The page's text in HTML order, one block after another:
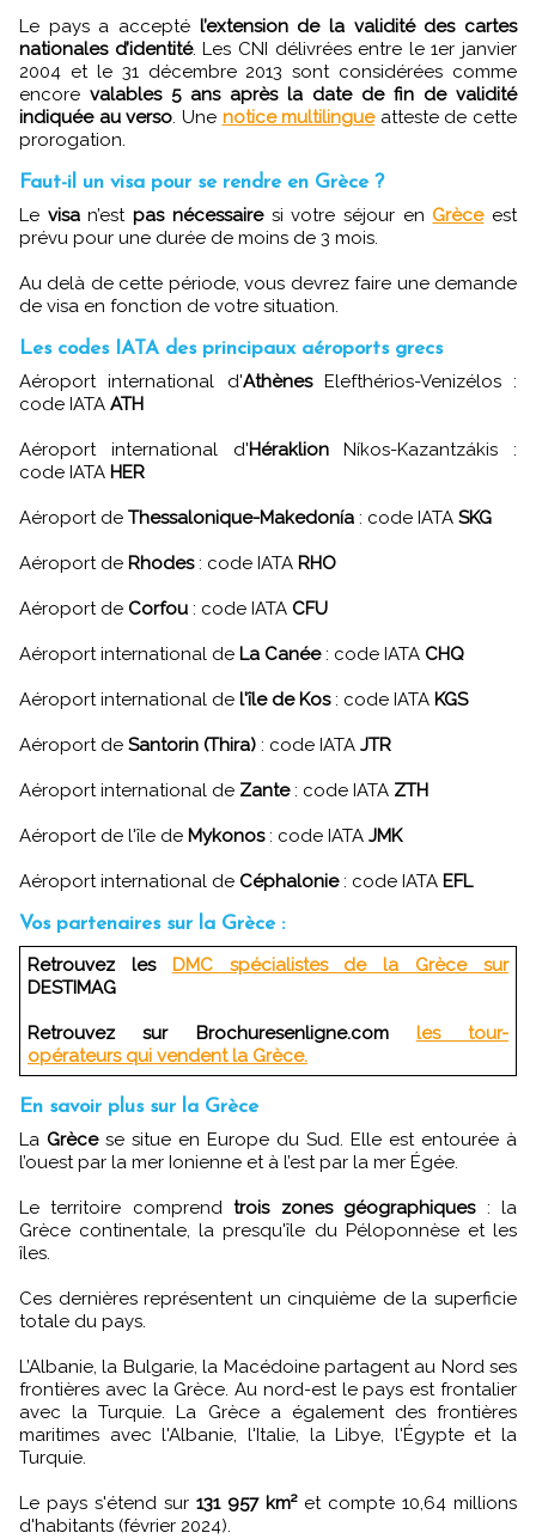
Le pays a accepté l’extension de la validité des cartes
nationales d’identité. Les CNI délivrées entre le 1er janvier
2004 et le 31 décembre 2013 sont considérées comme
encore valables 5 ans après la date de fin de validité
indiquée au verso. Une notice multilingueatteste de cette
prorogation.
Faut-il un visa pour se rendre en Grèce ?
Le visan’estpas nécessairesi votre séjour en Grèceest
prévu pour une durée de moins de 3 mois.
Au delà de cette période, vous devrez faire une demande
de visa en fonction de votre situation.
Les codes IATA des principaux aéroports grecs
Aéroport international d'AthènesElefthérios-Venizélos :
code IATA ATH
Aéroport international d'HéraklionNíkos-Kazantzákis :
code IATA HER
Aéroport de Thessalonique-Makedonía : code IATA SKG
Aéroport de Rhodes: code IATA RHO
Aéroport de Corfou : code IATA CFU
Aéroport international de La Canée: code IATA CHQ
Aéroport international de l'île de Kos: code IATA KGS
Aéroport de Santorin (Thira) : code IATA JTR
Aéroport international de Zante: code IATA ZTH
Aéroport de l'île de Mykonos: code IATA JMK
Aéroport international de Céphalonie: code IATA EFL
Vos partenaires sur la Grèce :
Retrouvez les
DMC spécialistes de la Grèce sur
DESTIMAG
Retrouvez sur Brochuresenligne.com
les tour-
opérateurs qui vendent la Grèce.
En savoir plus sur la Grèce
La Grèce se situe en Europe du Sud. Elle est entourée à
l’ouest par la mer Ionienne et à l’est par la mer Égée.
Le territoire comprendtrois zones géographiques: la
Grèce continentale, la presqu'île du Péloponnèse et les
îles.
Ces dernières représentent un cinquième de la superficie
totale du pays.
L’Albanie, la Bulgarie, la Macédoine partagent au Nord ses
frontières avec la Grèce. Au nord-est le pays est frontalier
avec la Turquie. La Grèce a également des frontières
maritimes avec l'Albanie, l'Italie, la Libye, l'Égypte et la
Turquie.
Le pays s'étend sur 131 957 km²et compte 10,64 millions
d'habitants (février 2024).